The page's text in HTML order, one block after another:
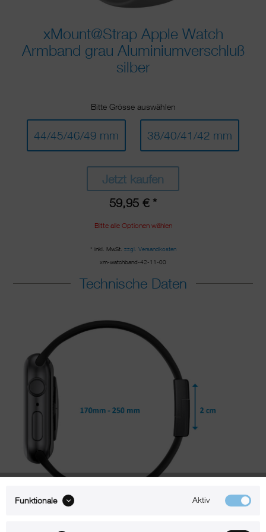
xMount@Strap Apple Watch
Armband grau Aluminiumverschluß
silber
Bitte Grösse auswählen
44/45/46/49 mm 38/40/41/42 mm
Jetzt kaufen
59,95 € *
Bitte alle Optionen wählen
* inkl. MwSt. zzgl. Versandkosten
xm-watchband-42-11-00
Technische Daten
Funktionale Aktiv